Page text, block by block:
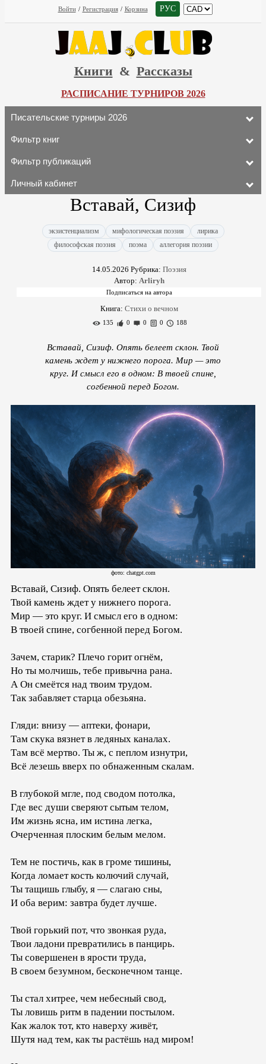
Войти / Регистрация / Корзина РУС
Книги & Рассказы
РАСПИСАНИЕ ТУРНИРОВ 2026
Писательские турниры 2026
Фильтр книг
Фильтр публикаций
Личный кабинет
Вставай, Сизиф
экзистенциализм мифологическая поэзия
лирика
философская поэзия
поэма аллегория поэзии
14.05.2026 Рубрика: Поэзия
Автор: Arliryh
Книга: Стихи о вечном
135 0 0 0 188
Вставай, Сизиф. Опять белеет склон. Твой
камень ждет у нижнего порога. Мир — это
круг. И смысл его в одном: В твоей спине,
согбенной перед Богом.
фото: chatgpt.com
Вставай, Сизиф. Опять белеет склон.
Твой камень ждет у нижнего порога.
Мир — это круг. И смысл его в одном:
В твоей спине, согбенной перед Богом.
Зачем, старик? Плечо горит огнём,
Но ты молчишь, тебе привычна рана.
А Он смеётся над твоим трудом.
Так забавляет старца обезьяна.
Гляди: внизу — аптеки, фонари,
Там скука вязнет в ледяных каналах.
Там всё мертво. Ты ж, с пеплом изнутри,
Всё лезешь вверх по обнаженным скалам.
В глубокой мгле, под сводом потолка,
Где вес души сверяют сытым телом,
Им жизнь ясна, им истина легка,
Очерченная плоским белым мелом.
Тем не постичь, как в громе тишины,
Когда ломает кость колючий случай,
Ты тащишь глыбу, я — слагаю сны,
И оба верим: завтра будет лучше.
Твой горький пот, что звонкая руда,
Твои ладони превратились в панцирь.
Ты совершенен в ярости труда,
В своем безумном, бесконечном танце.
Ты стал хитрее, чем небесный свод,
Ты ловишь ритм в падении постылом.
Как жалок тот, кто наверху живёт,
Шутя над тем, как ты растёшь над миром!